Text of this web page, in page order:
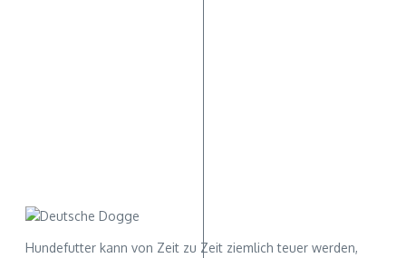
Hundefutter kann von Zeit zu Zeit ziemlich teuer werden,